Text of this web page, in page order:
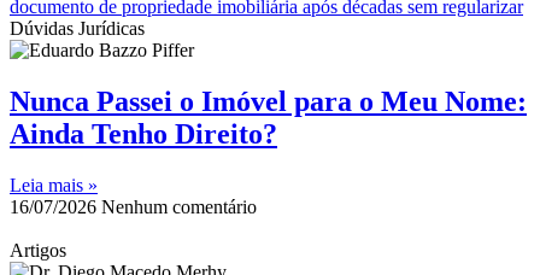
Dúvidas Jurídicas
Nunca Passei o Imóvel para o Meu Nome:
Ainda Tenho Direito?
Leia mais »
16/07/2026 Nenhum comentário
Artigos